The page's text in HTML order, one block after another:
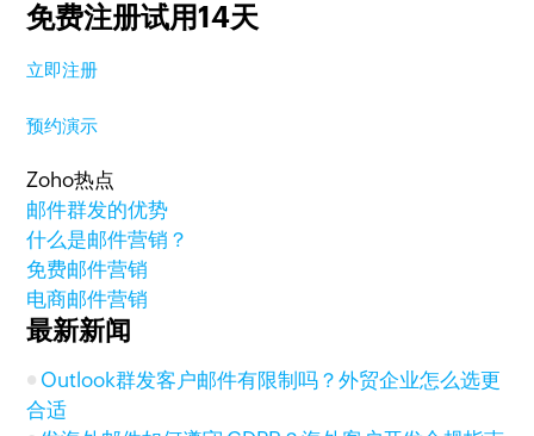
免费注册试用14天
立即注册
预约演示
Zoho热点
邮件群发的优势
什么是邮件营销？
免费邮件营销
电商邮件营销
最新新闻
Outlook群发客户邮件有限制吗？外贸企业怎么选更
合适